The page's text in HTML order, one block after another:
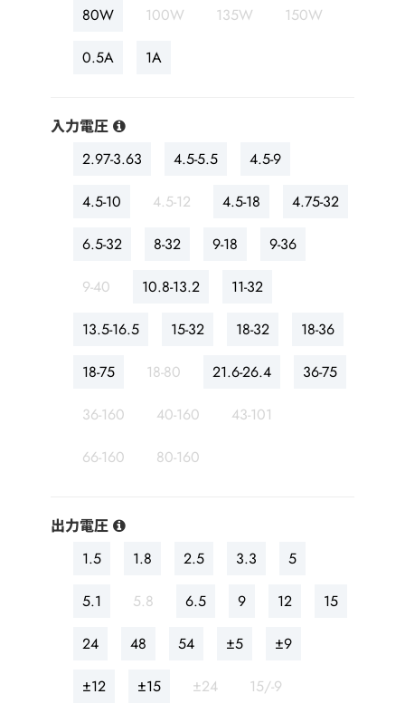
80W 100W 135W 150W
0.5A 1A
入力電圧
2.97-3.63
4.5-5.5 4.5-9
4.5-10 4.5-12 4.5-18 4.75-32
6.5-32 8-32 9-18 9-36
9-40 10.8-13.2 11-32
13.5-16.5 15-32 18-32 18-36
18-75 18-80 21.6-26.4 36-75
36-160 40-160 43-101
66-160 80-160
出力電圧
1.5
1.8 2.5 3.3 5
5.1 5.8 6.5 9 12 15
24 48 54 ±5 ±9
±12 ±15 ±24 15/-9